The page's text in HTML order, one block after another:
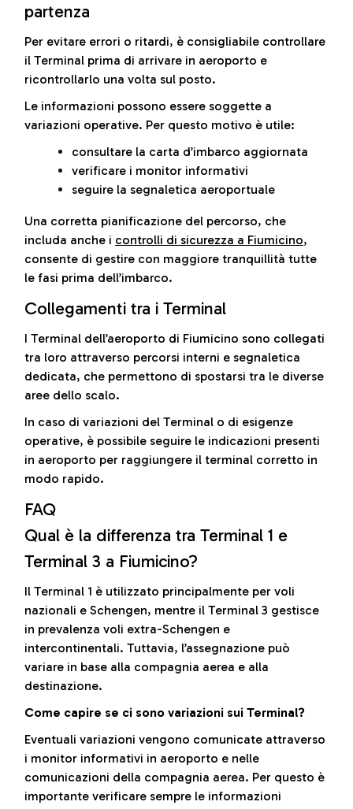
partenza
Per evitare errori o ritardi, è consigliabile controllare
il Terminal prima di arrivare in aeroporto e
ricontrollarlo una volta sul posto.
Le informazioni possono essere soggette a
variazioni operative. Per questo motivo è utile:
consultare la carta d’imbarco aggiornata
verificare i monitor informativi
seguire la segnaletica aeroportuale
Una corretta pianificazione del percorso, che
includa anche i controlli di sicurezza a Fiumicino,
consente di gestire con maggiore tranquillità tutte
le fasi prima dell’imbarco.
Collegamenti tra i Terminal
I Terminal dell’aeroporto di Fiumicino sono collegati
tra loro attraverso percorsi interni e segnaletica
dedicata, che permettono di spostarsi tra le diverse
aree dello scalo.
In caso di variazioni del Terminal o di esigenze
operative, è possibile seguire le indicazioni presenti
in aeroporto per raggiungere il terminal corretto in
modo rapido.
FAQ
Qual è la differenza tra Terminal 1 e
Terminal 3 a Fiumicino?
Il Terminal 1 è utilizzato principalmente per voli
nazionali e Schengen, mentre il Terminal 3 gestisce
in prevalenza voli extra-Schengen e
intercontinentali. Tuttavia, l’assegnazione può
variare in base alla compagnia aerea e alla
destinazione.
Come capire se ci sono variazioni sui Terminal?
Eventuali variazioni vengono comunicate attraverso
i monitor informativi in aeroporto e nelle
comunicazioni della compagnia aerea. Per questo è
importante verificare sempre le informazioni